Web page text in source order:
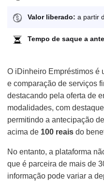
Valor liberado: a partir
Tempo de saque a
O iDinheiro Empréstimos é
e comparação de serviços
destacando pela oferta de
modalidades, com
permitindo a antecipação
acima de 100 reais do
No entanto, a plataforma
que é parceira de mais de
informação pode variar a